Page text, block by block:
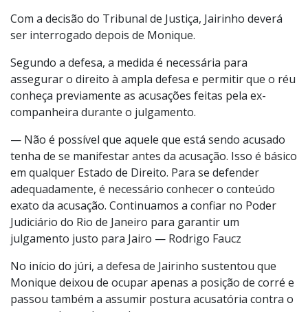
Com a decisão do Tribunal de Justiça, Jairinho deverá
ser interrogado depois de Monique.
Segundo a defesa, a medida é necessária para
assegurar o direito à ampla defesa e permitir que o réu
conheça previamente as acusações feitas pela ex-
companheira durante o julgamento.
— Não é possível que aquele que está sendo acusado
tenha de se manifestar antes da acusação. Isso é básico
em qualquer Estado de Direito. Para se defender
adequadamente, é necessário conhecer o conteúdo
exato da acusação. Continuamos a confiar no Poder
Judiciário do Rio de Janeiro para garantir um
julgamento justo para Jairo — Rodrigo Faucz
No início do júri, a defesa de Jairinho sustentou que
Monique deixou de ocupar apenas a posição de corré e
passou também a assumir postura acusatória contra o